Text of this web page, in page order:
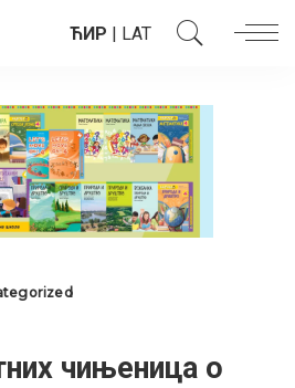
ЋИР | LAT
чињеница о